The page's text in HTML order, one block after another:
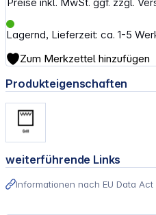
Preise inkl. MwSt. ggf. zzgl.
Lagernd, Lieferzeit: ca. 1-5
Zum Merkzettel hinzufügen
Produkteigenschaften
weiterführende Links
Informationen nach EU Data Act